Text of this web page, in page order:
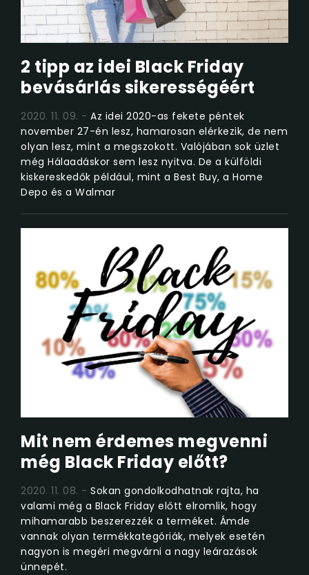
2 tipp az idei Black Friday
bevásárlás sikerességéért
2020. 11. 09.
Az idei 2020-as fekete péntek
november 27-én lesz, hamarosan elérkezik, de nem
olyan lesz, mint a megszokott. Valójában sok üzlet
még Hálaadáskor sem lesz nyitva. De a külföldi
kiskereskedők például, mint a Best Buy, a Home
Depo és a Walmar
Mit nem érdemes megvenni
még Black Friday előtt?
2020. 11. 08.
Sokan gondolkodhatnak rajta, ha
valami még a Black Friday előtt elromlik, hogy
mihamarabb beszerezzék a terméket. Ámde
vannak olyan termékkategóriák, melyek esetén
nagyon is megéri megvárni a nagy leárazások
ünnepét.